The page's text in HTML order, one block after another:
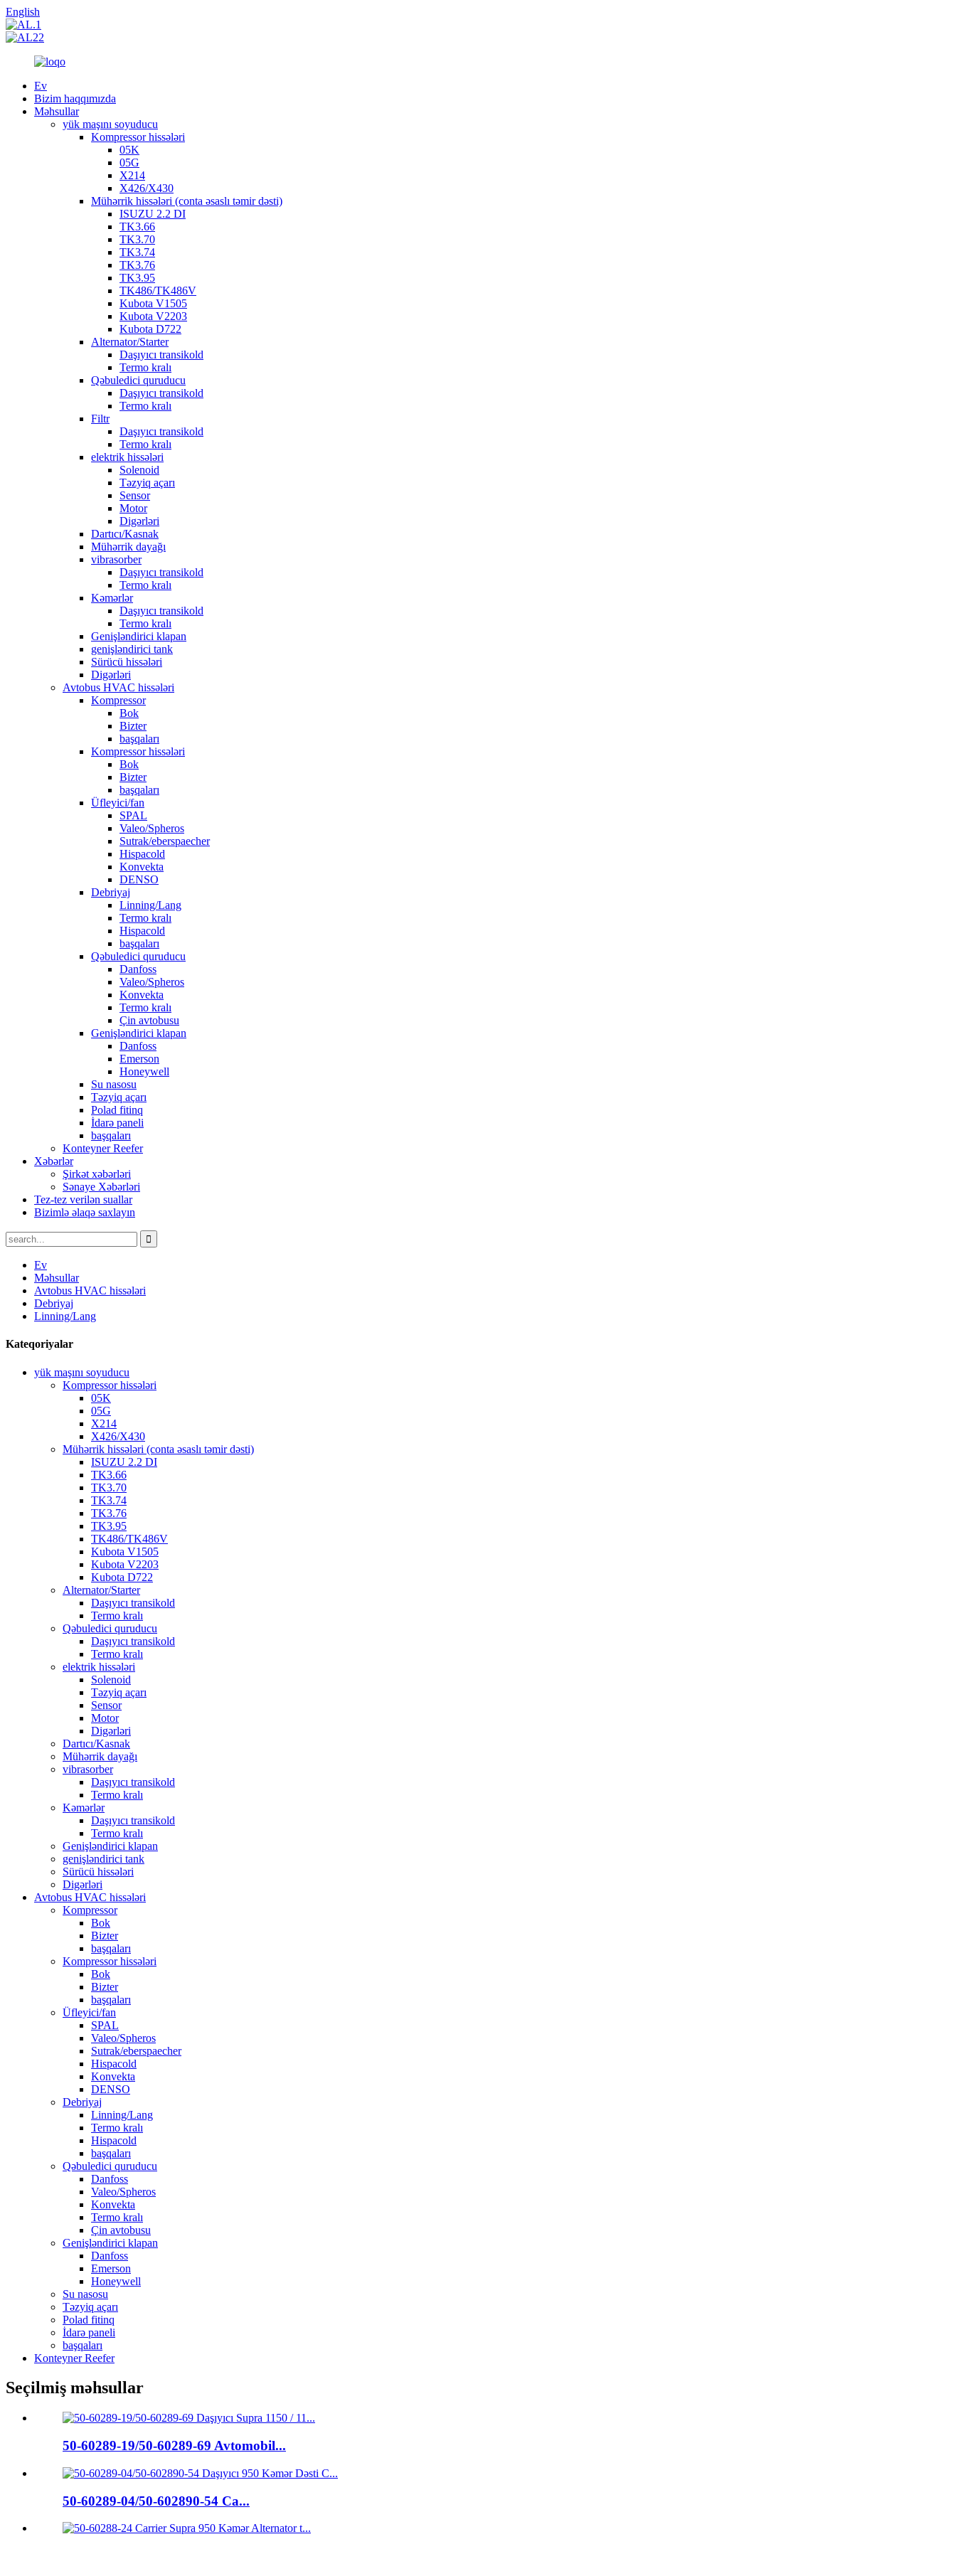
English
Ev
Bizim haqqımızda
Məhsullar
yük maşını soyuducu
Kompressor hissələri
05K
05G
X214
X426/X430
Mühərrik hissələri (conta əsaslı təmir dəsti)
ISUZU 2.2 DI
TK3.66
TK3.70
TK3.74
TK3.76
TK3.95
TK486/TK486V
Kubota V1505
Kubota V2203
Kubota D722
Alternator/Starter
Daşıyıcı transikold
Termo kralı
Qəbuledici quruducu
Daşıyıcı transikold
Termo kralı
Filtr
Daşıyıcı transikold
Termo kralı
elektrik hissələri
Solenoid
Təzyiq açarı
Sensor
Motor
Digərləri
Dartıcı/Kasnak
Mühərrik dayağı
vibrasorber
Daşıyıcı transikold
Termo kralı
Kəmərlər
Daşıyıcı transikold
Termo kralı
Genişləndirici klapan
genişləndirici tank
Sürücü hissələri
Digərləri
Avtobus HVAC hissələri
Kompressor
Bok
Bizter
başqaları
Kompressor hissələri
Bok
Bizter
başqaları
Üfleyici/fan
SPAL
Valeo/Spheros
Sutrak/eberspaecher
Hispacold
Konvekta
DENSO
Debriyaj
Linning/Lang
Termo kralı
Hispacold
başqaları
Qəbuledici quruducu
Danfoss
Valeo/Spheros
Konvekta
Termo kralı
Çin avtobusu
Genişləndirici klapan
Danfoss
Emerson
Honeywell
Su nasosu
Təzyiq açarı
Polad fitinq
İdarə paneli
başqaları
Konteyner Reefer
Xəbərlər
Şirkət xəbərləri
Sənaye Xəbərləri
Tez-tez verilən suallar
Bizimlə əlaqə saxlayın
Ev
Məhsullar
Avtobus HVAC hissələri
Debriyaj
Linning/Lang
Kateqoriyalar
yük maşını soyuducu
Kompressor hissələri
05K
05G
X214
X426/X430
Mühərrik hissələri (conta əsaslı təmir dəsti)
ISUZU 2.2 DI
TK3.66
TK3.70
TK3.74
TK3.76
TK3.95
TK486/TK486V
Kubota V1505
Kubota V2203
Kubota D722
Alternator/Starter
Daşıyıcı transikold
Termo kralı
Qəbuledici quruducu
Daşıyıcı transikold
Termo kralı
elektrik hissələri
Solenoid
Təzyiq açarı
Sensor
Motor
Digərləri
Dartıcı/Kasnak
Mühərrik dayağı
vibrasorber
Daşıyıcı transikold
Termo kralı
Kəmərlər
Daşıyıcı transikold
Termo kralı
Genişləndirici klapan
genişləndirici tank
Sürücü hissələri
Digərləri
Avtobus HVAC hissələri
Kompressor
Bok
Bizter
başqaları
Kompressor hissələri
Bok
Bizter
başqaları
Üfleyici/fan
SPAL
Valeo/Spheros
Sutrak/eberspaecher
Hispacold
Konvekta
DENSO
Debriyaj
Linning/Lang
Termo kralı
Hispacold
başqaları
Qəbuledici quruducu
Danfoss
Valeo/Spheros
Konvekta
Termo kralı
Çin avtobusu
Genişləndirici klapan
Danfoss
Emerson
Honeywell
Su nasosu
Təzyiq açarı
Polad fitinq
İdarə paneli
başqaları
Konteyner Reefer
Seçilmiş məhsullar
50-60289-19/50-60289-69 Avtomobil...
50-60289-04/50-602890-54 Ca...